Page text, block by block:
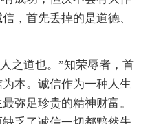
，首先丢掉的是道德、
之道也。”知荣辱者，首
本。诚信作为一种人生
弥足珍贵的精神财富。